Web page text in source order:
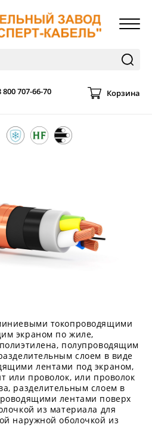
800 707-66-70 Корзина
токопроводящими
экраном по жиле,
полупроводящим
слоем в виде
лентами под экраном,
или проволок, или проволок
разделительным слоем в
лентами поверх
из материала для
наружной оболочкой из